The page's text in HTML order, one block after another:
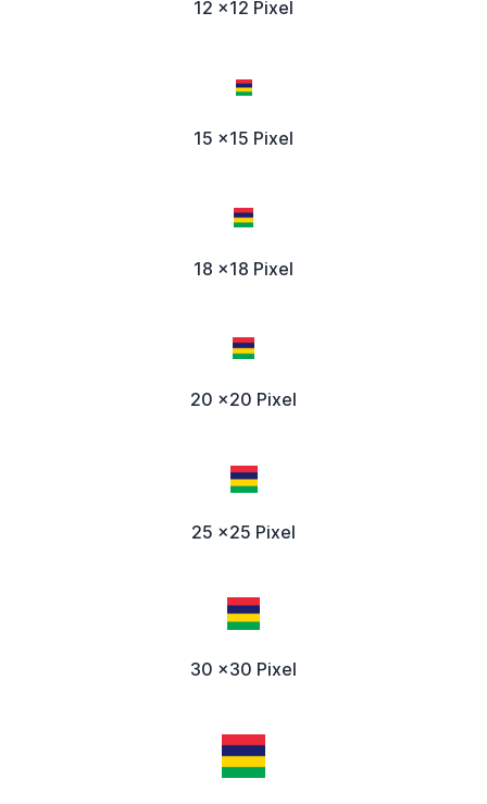
12 x12 Pixel
15 x15 Pixel
18 x18 Pixel
20 x20 Pixel
25 x25 Pixel
30 x30 Pixel